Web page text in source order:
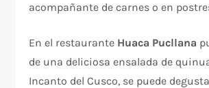
acompañante de carnes o en
En el restaurante Huaca Pucllana
de una deliciosa ensalada de
Incanto del Cusco, se puede